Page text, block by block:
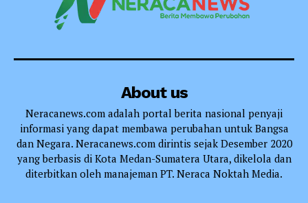
About us
Neracanews.com adalah portal berita nasional penyaji
informasi yang dapat membawa perubahan untuk Bangsa
dan Negara. Neracanews.com dirintis sejak Desember 2020
yang berbasis di Kota Medan-Sumatera Utara, dikelola dan
diterbitkan oleh manajeman PT. Neraca Noktah Media.